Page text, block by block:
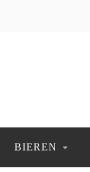
BIEREN